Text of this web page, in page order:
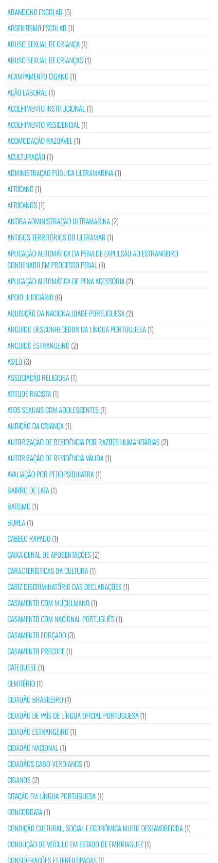
ABANDONO ESCOLAR (6)
ABSENTISMO ESCOLAR (1)
ABUSO SEXUAL DE CRIANÇA(1)
ABUSO SEXUAL DE CRIANÇAS(1)
ACAMPAMENTO CIGANO (1)
AÇÃO LABORAL (1)
ACOLHIMENTO INSTITUCIONAL (1)
ACOLHIMENTO RESIDENCIAL (1)
ACOMODAÇÃO RAZOÁVEL (1)
ACULTURAÇÃO (1)
ADMINISTRAÇÃO PÚBLICA ULTRAMARINA(1)
AFRICANO (1)
AFRICANOS(1)
ANTIGA ADMINISTRAÇÃO ULTRAMARINA(2)
ANTIGOS TERRITÓRIOS DO ULTRAMAR (1)
APLICAÇÃO AUTOMÁTICA DA PENA DE EXPULSÃO AO ESTRANGEIRO
CONDENADO EM PROCESSO PENAL (1)
APLICAÇÃO AUTOMÁTICA DE PENA ACESSÓRIA(2)
APOIO JUDICIÁRIO (6)
AQUISIÇÃO DA NACIONALIDADE PORTUGUESA(2)
ARGUIDO DESCONHECEDOR DA LÍNGUA PORTUGUESA(1)
ARGUIDO ESTRANGEIRO (2)
ASILO (3)
ASSOCIAÇÃO RELIGIOSA(1)
ATITUDE RACISTA(1)
ATOS SEXUAIS COM ADOLESCENTES(1)
AUDIÇÃO DA CRIANÇA(1)
AUTORIZAÇÃO DE RESIDÊNCIA POR RAZÕES HUMANITÁRIAS(2)
AUTORIZAÇÃO DE RESIDÊNCIA VÁLIDA(1)
AVALIAÇÃO POR PEDOPSIQUIATRA(1)
BAIRRO DE LATA(1)
BATISMO (1)
BURLA(1)
CABELO RAPADO (1)
CAIXA GERAL DE APOSENTAÇÕES(2)
CARACTERÍSTICAS DA CULTURA(1)
CARIZ DISCRIMINATÓRIO DAS DECLARAÇÕES(1)
CASAMENTO COM MUÇULMANO (1)
CASAMENTO COM NACIONAL PORTUGUÊS(1)
CASAMENTO FORÇADO (3)
CASAMENTO PRECOCE(1)
CATEQUESE(1)
CEMITÉRIO (1)
CIDADÃO BRASILEIRO (1)
CIDADÃO DE PAÍS DE LÍNGUA OFICIAL PORTUGUESA(1)
CIDADÃO ESTRANGEIRO (1)
CIDADÃO NACIONAL (1)
CIDADÃOS CABO-VERDIANOS(1)
CIGANOS(2)
CITAÇÃO EM LÍNGUA PORTUGUESA(1)
CONCORDATA(1)
CONDIÇÃO CULTURAL, SOCIAL E ECONÓMICA MUITO DESFAVORECIDA(1)
CONDUÇÃO DE VEÍCULO EM ESTADO DE EMBRIAGUEZ(1)
CONSIDERAÇÕES ESTEREOTIPADAS(1)